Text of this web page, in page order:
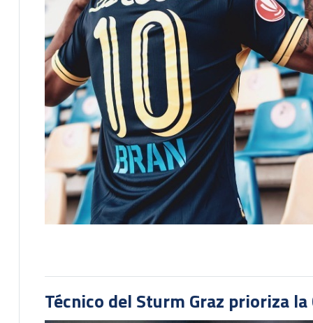
Técnico del Sturm Graz prioriza